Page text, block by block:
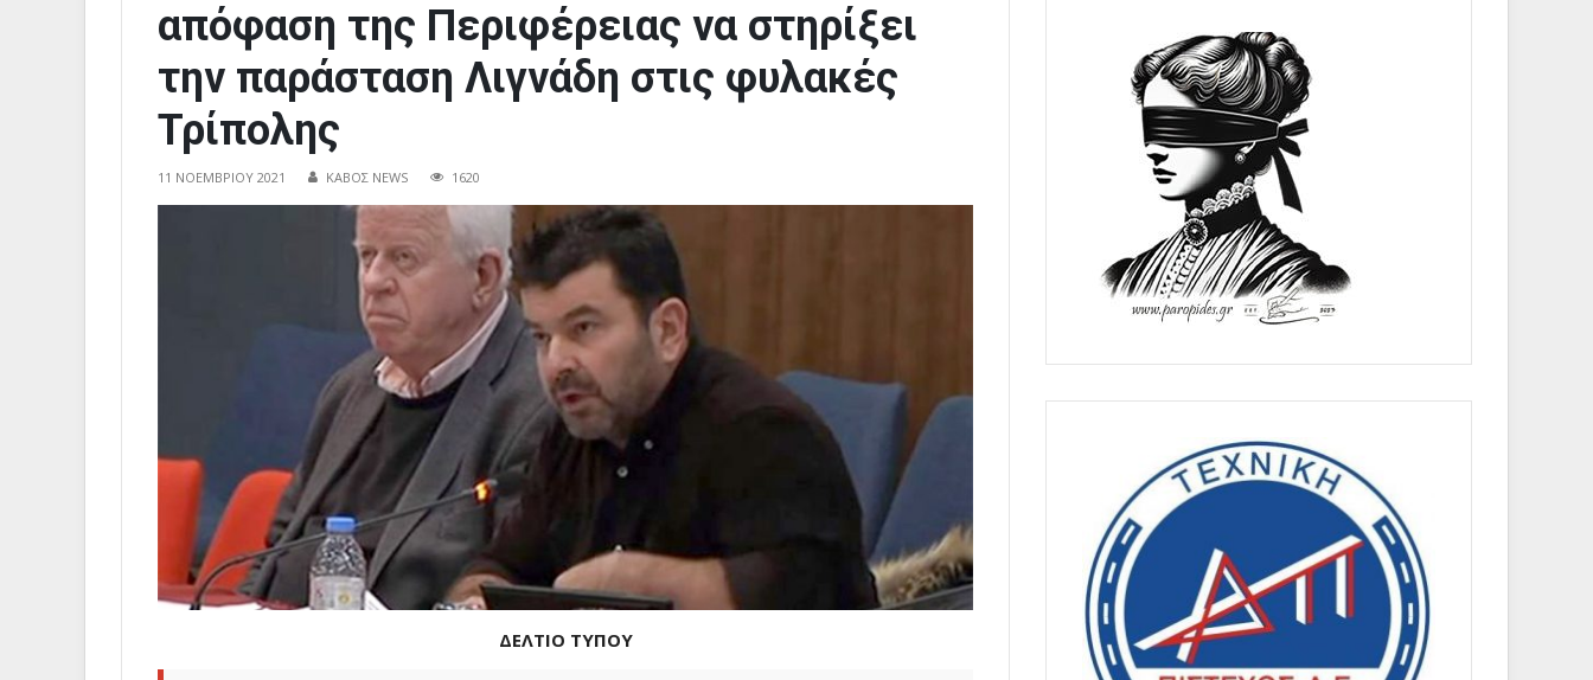
απόφαση της Περιφέρειας να στηρίξει
την παράσταση Λιγνάδη στις φυλακές
Τρίπολης
11 ΝΟΕΜΒΡΊΟΥ 2021 ΚΑΒΟΣ NEWS 1620
ΔΕΛΤΙΟ ΤΥΠΟΥ